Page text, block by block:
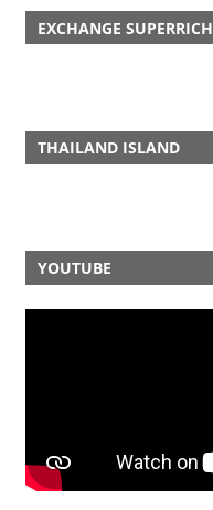
EXCHANGE SUPERRICH
THAILAND ISLAND
YOUTUBE